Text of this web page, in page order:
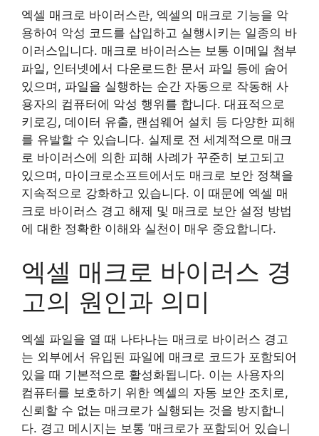
엑셀 매크로 바이러스란, 엑셀의 매크로 기능을 악
용하여 악성 코드를 삽입하고 실행시키는 일종의 바
이러스입니다. 매크로 바이러스는 보통 이메일 첨부
파일, 인터넷에서 다운로드한 문서 파일 등에 숨어
있으며, 파일을 실행하는 순간 자동으로 작동해 사
용자의 컴퓨터에 악성 행위를 합니다. 대표적으로
키로깅, 데이터 유출, 랜섬웨어 설치 등 다양한 피해
를 유발할 수 있습니다. 실제로 전 세계적으로 매크
로 바이러스에 의한 피해 사례가 꾸준히 보고되고
있으며, 마이크로소프트에서도 매크로 보안 정책을
지속적으로 강화하고 있습니다. 이 때문에 엑셀 매
크로 바이러스 경고 해제 및 매크로 보안 설정 방법
에 대한 정확한 이해와 실천이 매우 중요합니다.
엑셀 매크로 바이러스 경
고의 원인과 의미
엑셀 파일을 열 때 나타나는 매크로 바이러스 경고
는 외부에서 유입된 파일에 매크로 코드가 포함되어
있을 때 기본적으로 활성화됩니다. 이는 사용자의
컴퓨터를 보호하기 위한 엑셀의 자동 보안 조치로,
신뢰할 수 없는 매크로가 실행되는 것을 방지합니
다. 경고 메시지는 보통 ‘매크로가 포함되어 있습니